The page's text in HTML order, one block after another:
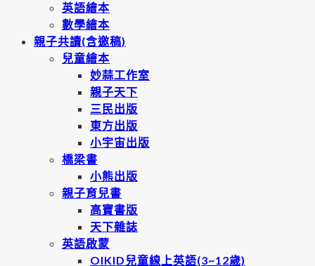
英語繪本
數學繪本
親子共讀(含邀稿)
兒童繪本
妙蒜工作室
親子天下
三民出版
東方出版
小宇宙出版
橋梁書
小熊出版
親子育兒書
高寶書版
天下雜誌
英語啟蒙
OIKID兒童線上英語(3~12歲)